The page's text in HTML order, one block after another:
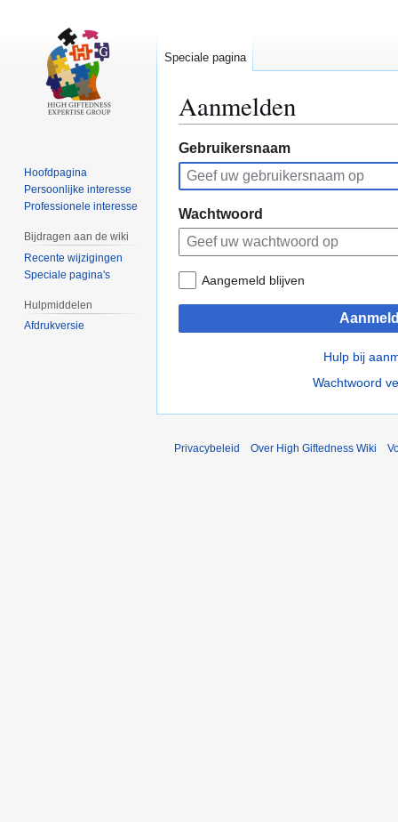
Aanmelden
Naar
navigatie
springen
Naar
zoeken
springen
Gebruikersnaam
Wachtwoord
Aangemeld blijven
Hulp bij
Wachtwoord
Speciale pagina
Hoofdpagina
Persoonlijke interesse
Professionele interesse
Bijdragen aan de wiki
Recente wijzigingen
Speciale pagina's
Hulpmiddelen
Afdrukversie
Privacybeleid Over High Giftedness Wiki